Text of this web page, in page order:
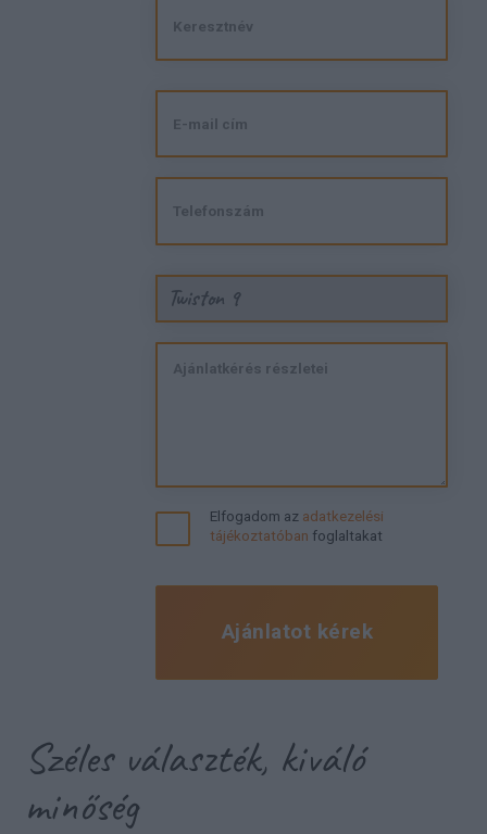
Twiston 9
Elfogadom az adatkezelési
tájékoztatóban foglaltakat
Ajánlatot kérek
Széles választék, kiváló
minőség